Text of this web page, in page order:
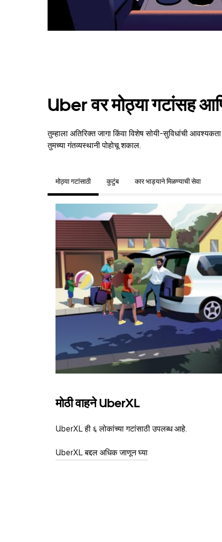
Uber वर मोठ्या गटांसह
तुम्हाला अतिरिक्त जागा किंवा विशेष सोयी-सुविधांची
तुमच्या गंतव्यस्थानी पोहोचू शकाल.
मोठ्या गटांसाठी कुटुंब कार भाड्याने मिळण्याची सेवा
मोठी वाहने UberXL
UberXL ही ६ लोकांच्या गटांसाठी उपलब्ध आहे.
UberXL बद्दल अधिक जाणून घ्या